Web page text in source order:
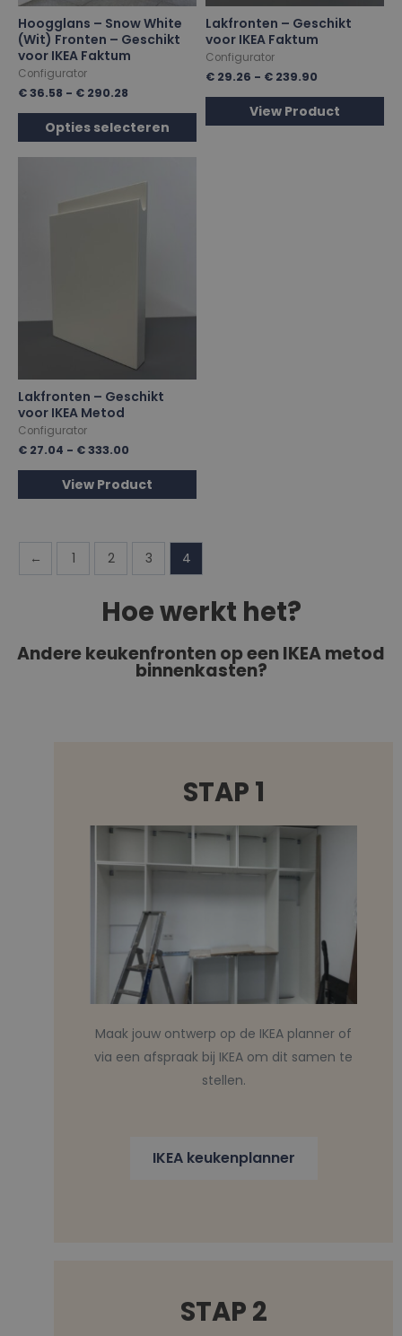
Hoogglans – Snow White
(Wit) Fronten – Geschikt
voor IKEA Faktum
Configurator
€36.58 - € 290.28
Opties selecteren
Lakfronten – Geschikt
voor IKEA Faktum
Configurator
€ 29.26 - € 239.90
View Product
Lakfronten – Geschikt
voor IKEA Metod
Configurator
€ 27.04 - €333.00
View Product
← 1 2 3 4
Hoe werkt het?
Andere keukenfronten op een IKEA metod
binnenkasten?
STAP 1
Maak jouw ontwerp op de IKEA planner of
via een afspraak bij IKEA om dit samen te
stellen.
IKEA keukenplanner
STAP 2